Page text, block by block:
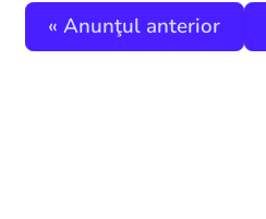
« Anunţul anterior